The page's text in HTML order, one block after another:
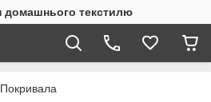
домашнього текстилю
Покривала